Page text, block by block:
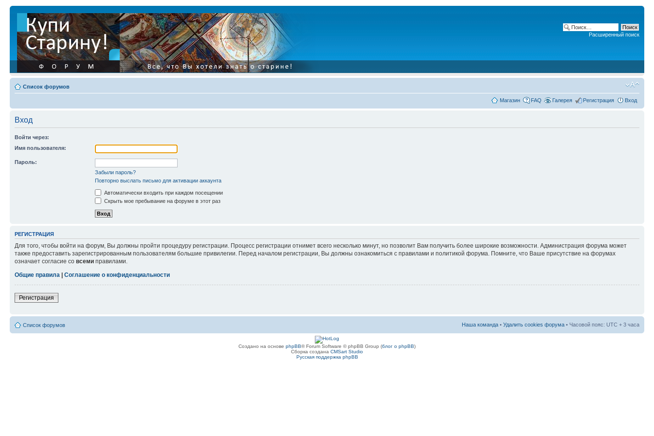
Расширенный поиск
Список форумов
Магазин FAQ Галерея Регистрация Вход
Вход
Войти через:
Имя пользователя:
Пароль:
Забыли пароль?
Повторно выслать письмо для активации аккаунта
Автоматически входить при каждом посещении
Скрыть мое пребывание на форуме в этот раз
РЕГИСТРАЦИЯ
Для того, чтобы войти на форум, Вы должны пройти процедуру регистрации. Процесс регистрации отнимет всего несколько минут, но позволит Вам получить более широкие возможности. Администрация форума может
также предоставить зарегистрированным пользователям большие привилегии. Перед началом регистрации, Вы должны ознакомиться с правилами и политикой форума. Помните, что Ваше присутствие на форумах
означает согласие со всеми правилами.
Общие правила | Соглашение о конфиденциальности
Регистрация
Список форумов Наша команда • Удалить cookies форума • Часовой пояс: UTC + 3 часа
Создано на основе phpBB® Forum Software © phpBB Group (блог о phpBB)
Сборка создана CMSart Studio
Русская поддержка phpBB